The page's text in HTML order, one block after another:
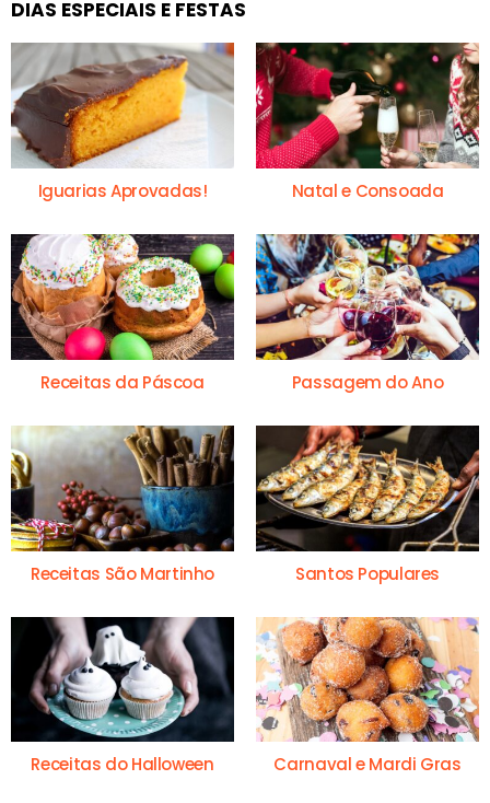
DIAS ESPECIAIS E FESTAS
Iguarias Aprovadas! Natal e Consoada
Receitas da Páscoa Passagem do Ano
Receitas São Martinho Santos Populares
Receitas do Halloween Carnaval e Mardi Gras